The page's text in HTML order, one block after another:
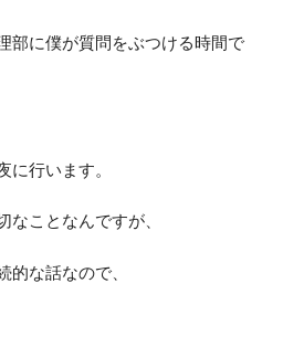
部に僕が質問をぶつける時間で
に行います。
なことなんですが、
的な話なので、